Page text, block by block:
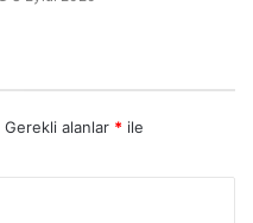
Gerekli alanlar * ile